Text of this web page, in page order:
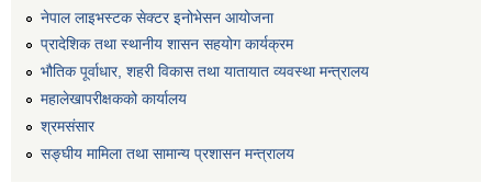
नेपाल लाइभस्टक सेक्टर इनोभेसन आयोजना
प्रादेशिक तथा स्थानीय शासन सहयोग कार्यक्रम
भौतिक पूर्वाधार, शहरी विकास तथा यातायात व्यवस्था मन्त्रालय
महालेखापरीक्षकको कार्यालय
श्रमसंसार
सङ्घीय मामिला तथा सामान्य प्रशासन मन्त्रालय